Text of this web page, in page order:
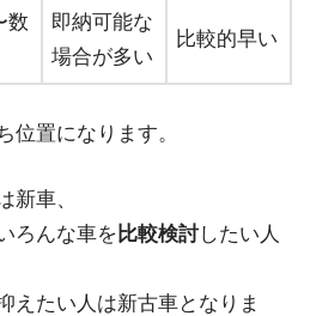
数
即納可能な
場合が多い
比較的早い
位置になります。
新車、
ろんな車を 比較検討したい人
えたい人は新古車となりま